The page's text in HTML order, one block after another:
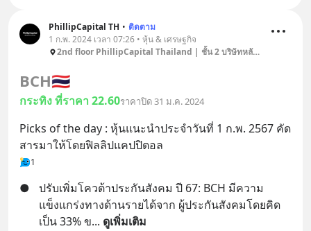
PhillipCapital TH • ติดตาม
1 ก.พ. 2024 เวลา 07:26 • หุ้น & เศรษฐกิจ
2nd floor PhillipCapital Thailand | ชั้น 2 บริษัทหลักทรัพย์ฟิลลิป ประเทศไทย
BCH🇹🇭
กระทิง ที่ราคา 22.60ราคาปิด 31 ม.ค. 2024
Picks of the day : หุ้นแนะนำประจำวันที่ 1 ก.พ. 2567 คัด
สารมาให้โดยฟิลลิปแคปปิตอล
1
●
ปรับเพิ่มโควต้าประกันสังคม ปี 67: BCH มีความ
แข็งแกร่งทางด้านรายได้จาก ผู้ประกันสังคมโดยคิด
เป็น 33% ข... ดูเพิ่มเติม